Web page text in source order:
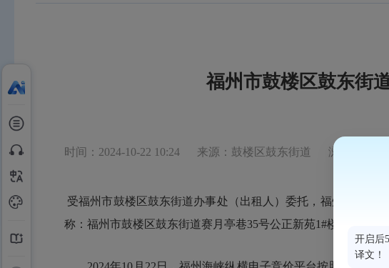
福州市鼓楼区鼓东街
时间：2024-10-22 10:24 来源：鼓楼区鼓东街道 浏览量：185
受福州市鼓楼区鼓东街道办事处（出租人）委托，福州海峡纵
称：福州市鼓楼区鼓东街道赛月亭巷35号公正新苑1#楼301单元
开启后
译文！